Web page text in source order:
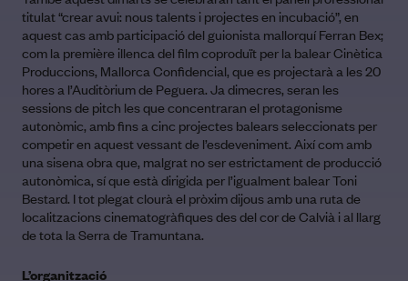
titulat “crear avui: nous talents i projectes en incubació”, en
aquest cas amb participació del guionista mallorquí Ferran Bex;
com la première illenca del film coproduït per la balear Cinètica
Produccions, Mallorca Confidencial, que es projectarà a les 20
hores a l’Auditòrium de Peguera. Ja dimecres, seran les
sessions de pitch les que concentraran el protagonisme
autonòmic, amb fins a cinc projectes balears seleccionats per
competir en aquest vessant de l’esdeveniment. Així com amb
una sisena obra que, malgrat no ser estrictament de producció
autonòmica, sí que està dirigida per l’igualment balear Toni
Bestard. I tot plegat clourà el pròxim dijous amb una ruta de
localitzacions cinematogràfiques des del cor de Calvià i al llarg
de tota la Serra de Tramuntana.
L’organització